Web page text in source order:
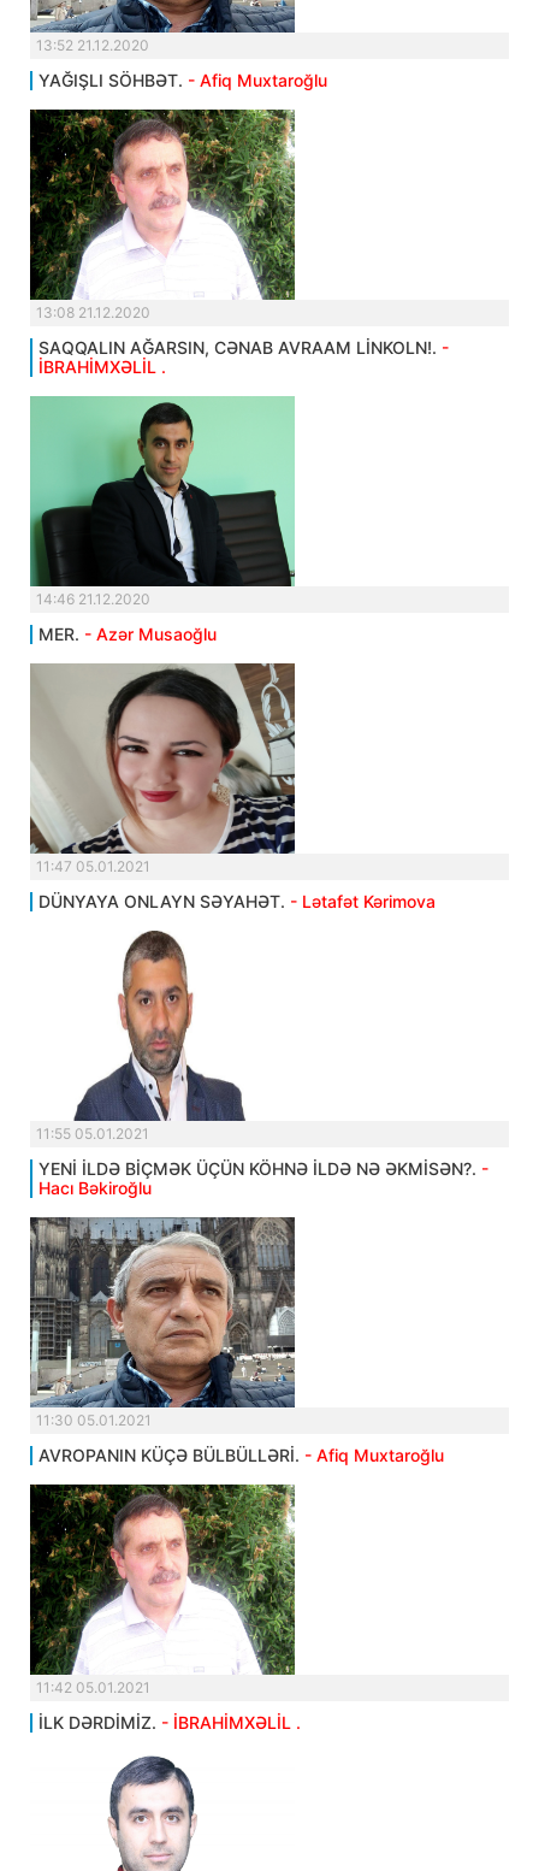
13:52 21.12.2020
YAĞIŞLI SÖHBƏT. - Afiq Muxtaroğlu
13:08 21.12.2020
SAQQALIN AĞARSIN, CƏNAB AVRAAM LİNKOLN!. -
İBRAHİMXƏLİL .
14:46 21.12.2020
MER. - Azər Musaoğlu
11:47 05.01.2021
DÜNYAYA ONLAYN SƏYAHƏT. - Lətafət Kərimova
11:55 05.01.2021
YENİ İLDƏ BİÇMƏK ÜÇÜN KÖHNƏ İLDƏ NƏ ƏKMİSƏN?. -
Hacı Bəkiroğlu
11:30 05.01.2021
AVROPANIN KÜÇƏ BÜLBÜLLƏRİ. - Afiq Muxtaroğlu
11:42 05.01.2021
İLK DƏRDİMİZ. - İBRAHİMXƏLİL .